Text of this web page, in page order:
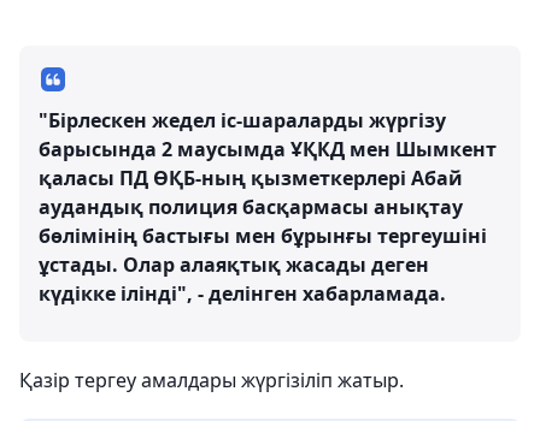
"Бірлескен жедел іс-шараларды жүргізу
барысында 2 маусымда ҰҚКД мен Шымкент
қаласы ПД ӨҚБ-ның қызметкерлері Абай
аудандық полиция басқармасы анықтау
бөлімінің бастығы мен бұрынғы тергеушіні
ұстады. Олар алаяқтық жасады деген
күдікке ілінді", - делінген хабарламада.
Қазір тергеу амалдары жүргізіліп жатыр.